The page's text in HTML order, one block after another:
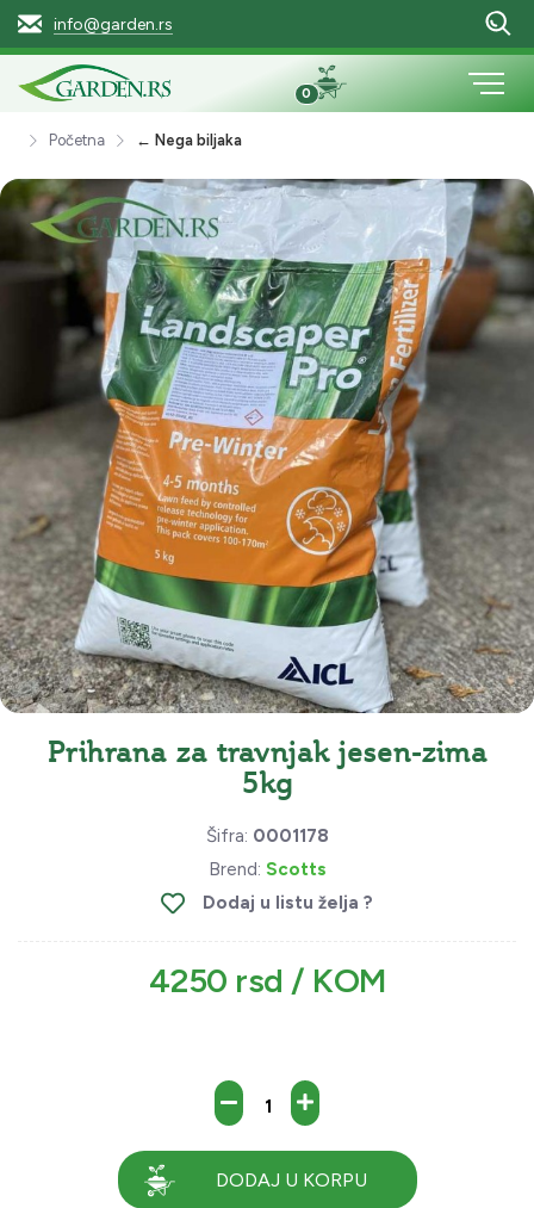
info@garden.rs
0
Početna ← Nega biljaka
Prihrana za travnjak jesen-zima
5kg
Šifra: 0001178
Brend: Scotts
Dodaj u listu želja ?
4250 rsd / KOM
DODAJ U KORPU